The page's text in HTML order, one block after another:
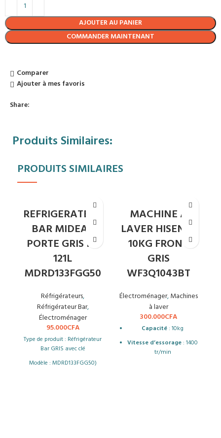
AJOUTER AU PANIER
COMMANDER MAINTENANT
Comparer
Ajouter à mes favoris
Share:
Produits Similaires:
PRODUITS SIMILAIRES
REFRIGERATEUR
BAR MIDEA 1
PORTE GRIS HS
121L
MDRD133FGG50
Réfrigérateurs,
Réfrigérateur Bar,
Électroménager
95.000CFA
Type de produit : Réfrigérateur
Bar GRIS avec clé
Modèle : MDRD133FGG50)
MACHINE A
LAVER HISENSE
10KG FRONT
GRIS
WF3Q1043BT
Électroménager,Machines
à laver
300.000CFA
Capacité: 10kg
Vitesse d’essorage: 1400
tr/min